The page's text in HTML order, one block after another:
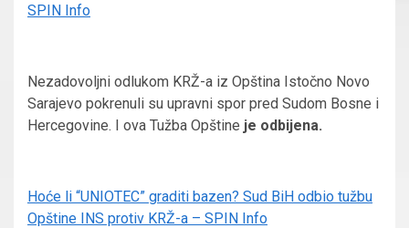
SPIN Info
Nezadovoljni odlukom KRŽ-a iz Opština Istočno Novo
Sarajevo pokrenuli su upravni spor pred Sudom Bosne i
Hercegovine. I ova Tužba Opštine je odbijena.
Hoće li “UNIOTEC” graditi bazen? Sud BiH odbio tužbu
Opštine INS protiv KRŽ-a – SPIN Info